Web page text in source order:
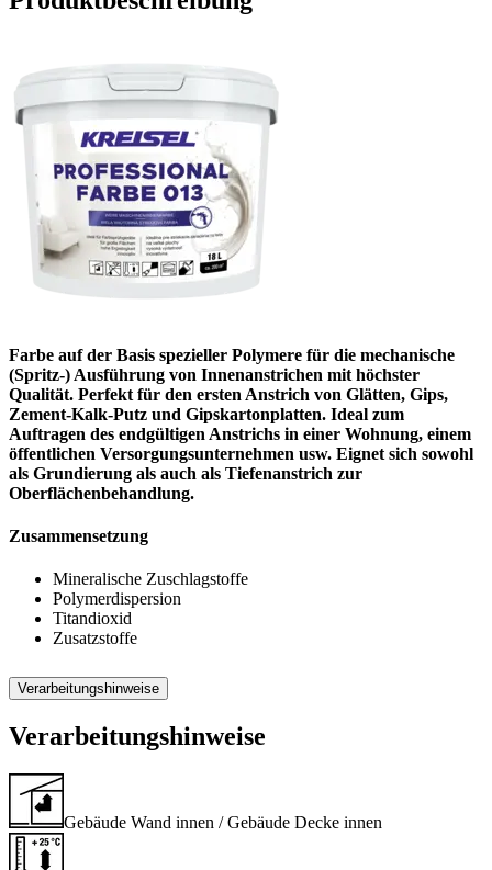
Farbe auf der Basis spezieller Polymere für die mechanische
(Spritz-) Ausführung von Innenanstrichen mit höchster
Qualität. Perfekt für den ersten Anstrich von Glätten, Gips,
Zement-Kalk-Putz und Gipskartonplatten. Ideal zum
Auftragen des endgültigen Anstrichs in einer Wohnung, einem
öffentlichen Versorgungsunternehmen usw. Eignet sich sowohl
als Grundierung als auch als Tiefenanstrich zur
Oberflächenbehandlung.
Zusammensetzung
Mineralische Zuschlagstoffe
Polymerdispersion
Titandioxid
Zusatzstoffe
Verarbeitungshinweise
Verarbeitungshinweise
Gebäude Wand innen / Gebäude Decke innen